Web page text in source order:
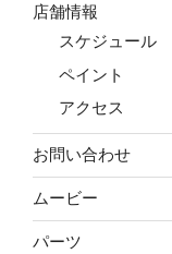
店舗情報
スケジュール
ペイント
アクセス
お問い合わせ
ムービー
パーツ